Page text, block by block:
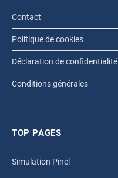
Contact
Politique de cookies
Déclaration de confidentialité
Conditions générales
TOP PAGES
Simulation Pinel